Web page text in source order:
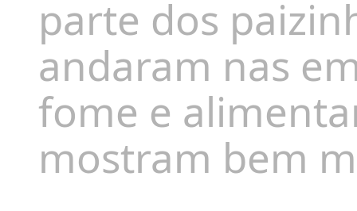
parte dos
andaram nas
fome e
mostram bem